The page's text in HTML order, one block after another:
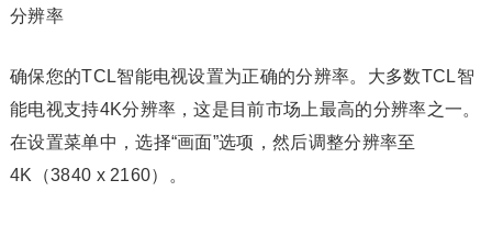
分辨率
确保您的TCL智能电视设置为正确的分辨率。大多数TCL智
能电视支持4K分辨率，这是目前市场上最高的分辨率之一。
在设置菜单中，选择“画面”选项，然后调整分辨率至
4K（3840 x 2160）。